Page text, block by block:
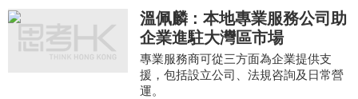
溫佩麟 : 本地專業服務公司助
企業進駐大灣區市場
專業服務商可從三方面為企業提供支
援，包括設立公司、法規咨詢及日常營
運。